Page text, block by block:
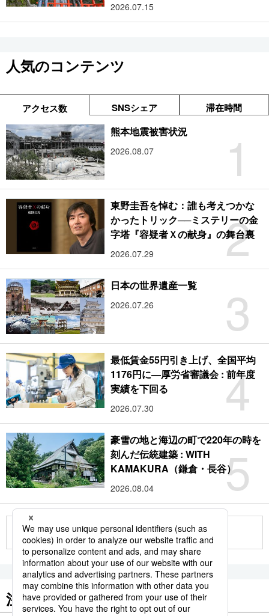
2026.07.15
人気のコンテンツ
アクセス数 SNSシェア 滞在時間
1
熊本地震被害状況
2026.08.07
2
東野圭吾を悼む：誰も考えつかな
かったトリック──ミステリーの金
字塔『容疑者Ｘの献身』の舞台裏
2026.07.29
3
日本の世界遺産一覧
2026.07.26
4
最低賃金55円引き上げ、全国平均
1176円に―厚労省審議会 : 前年度
実績を下回る
2026.07.30
5
豪雪の地と海辺の町で220年の時を
刻んだ伝統建築 : WITH
KAMAKURA（鎌倉・長谷）
2026.08.04
もっと見る
注目のキーワード